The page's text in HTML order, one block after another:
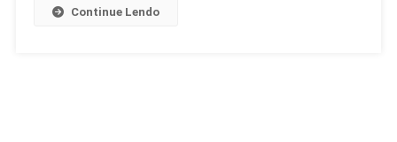
Continue Lendo